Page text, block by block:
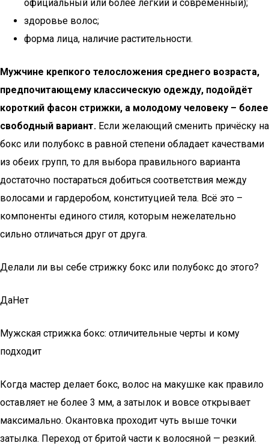
официальный или более лёгкий и современный);
здоровье волос;
форма лица, наличие растительности.
Мужчине крепкого телосложения среднего возраста,
предпочитающему классическую одежду, подойдёт
короткий фасон стрижки, а молодому человеку – более
свободный вариант. Если желающий сменить причёску на
бокс или полубокс в равной степени обладает качествами
из обеих групп, то для выбора правильного варианта
достаточно постараться добиться соответствия между
волосами и гардеробом, конституцией тела. Всё это –
компоненты единого стиля, которым нежелательно
сильно отличаться друг от друга.
Делали ли вы себе стрижку бокс или полубокс до этого?
ДаНет
Мужская стрижка бокс: отличительные черты и кому
подходит
Когда мастер делает бокс, волос на макушке как правило
оставляет не более 3 мм, а затылок и вовсе открывает
максимально. Окантовка проходит чуть выше точки
затылка. Переход от бритой части к волосяной — резкий.